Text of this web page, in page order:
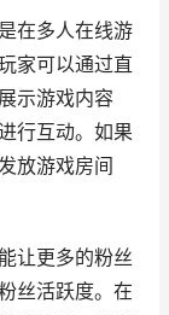
在多人在线游
家可以通过直
示游戏内容
行互动。如果
放游戏房间
让更多的粉丝
丝活跃度。在